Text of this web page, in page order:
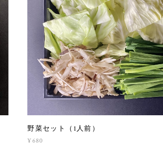
野菜セット（1人前）
¥680